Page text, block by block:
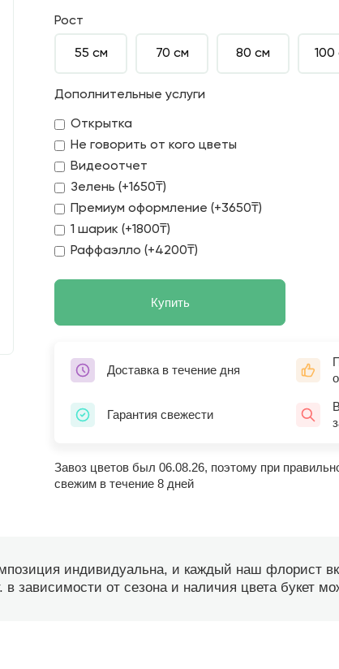
Рост
55 см 70 см 80 см 100
Дополнительные услуги
Открытка
Не говорить от кого цветы
Видеоотчет
Зелень (+1650₸)
Премиум оформление (+3650₸)
1 шарик (+1800₸)
Раффаэлло (+4200₸)
Купить
Доставка в течение дня
Гарантия свежести
Завоз цветов был 06.08.26, поэтому при
свежим в течение 8 дней
индивидуальна, и каждый наш флорист
зависимости от сезона и наличия цвета букет